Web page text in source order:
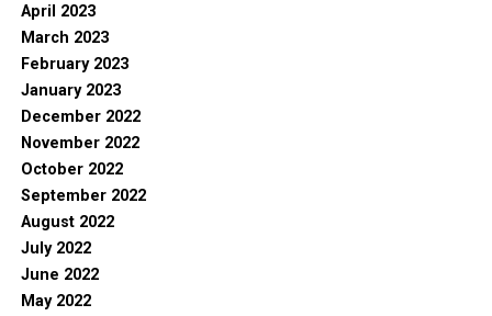
April 2023
March 2023
February 2023
January 2023
December 2022
November 2022
October 2022
September 2022
August 2022
July 2022
June 2022
May 2022